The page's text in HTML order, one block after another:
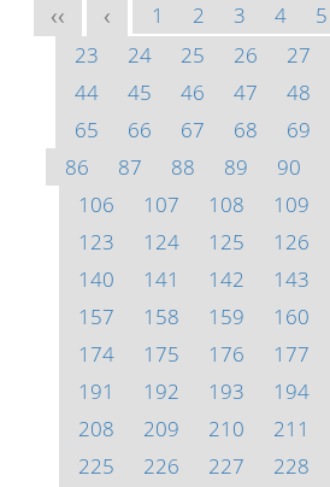
<< < 1 2 3 4 5
23
24 25 26 27
44
45 46 47 48
65
66 67 68 69
86
87 88 89 90
106
107 108 109
123
124 125 126
140
141 142 143
157
158 159 160
174
175 176 177
191
192 193 194
208
209 210 211
225
226 227 228